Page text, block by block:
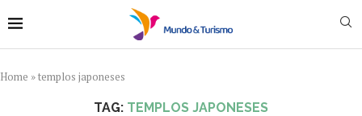
Home »templos japoneses
TAG: TEMPLOS JAPONESES